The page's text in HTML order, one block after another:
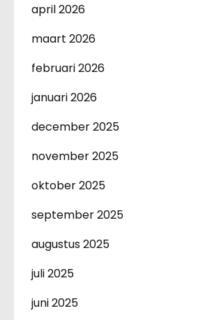
april 2026
maart 2026
februari 2026
januari 2026
december 2025
november 2025
oktober 2025
september 2025
augustus 2025
juli 2025
juni 2025